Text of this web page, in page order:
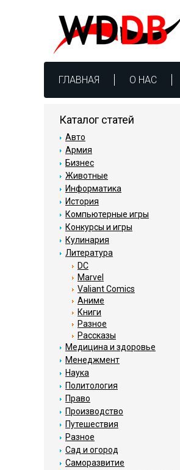
ГЛАВНАЯ О НАС
Каталог статей
Авто
Армия
Бизнес
Животные
Информатика
История
Компьютерные игры
Конкурсы и игры
Кулинария
Литература
DC
Marvel
Valiant Comics
Аниме
Книги
Разное
Рассказы
Медицина и здоровье
Менеджмент
Наука
Политология
Право
Производство
Путешествия
Разное
Сад и огород
Саморазвитие